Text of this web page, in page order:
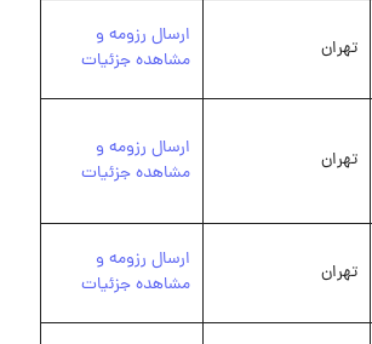
تهران
ارسال رزومه و
مشاهده جزئیات
تهران
ارسال رزومه و
مشاهده جزئیات
تهران
ارسال رزومه و
مشاهده جزئیات